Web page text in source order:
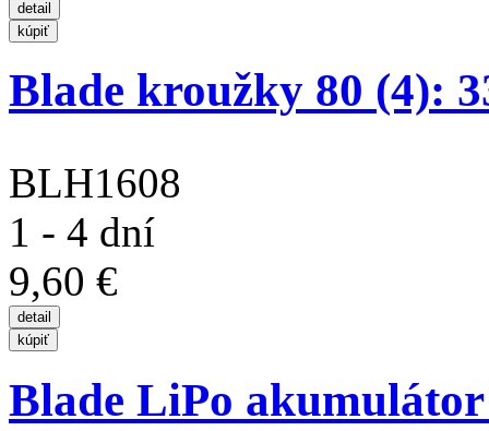
Blade kroužky 80 (4):
BLH1608
1 - 4 dní
9,60 €
Blade LiPo akumulátor